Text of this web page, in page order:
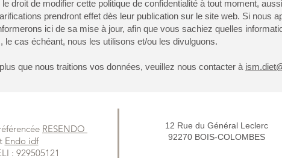
droit de modifier cette politique de confidentialité à tout moment,
prendront effet dès leur publication sur le site web. Si nous
ici de sa mise à jour, afin que vous sachiez quelles
le cas échéant, nous les utilisons et/ou les divulguons.
que nous traitions vos données, veuillez nous contacter à
RESENDO
Endo idf
: 929505121
12 Rue du Général Leclerc
92270 BOIS-COLOMBES